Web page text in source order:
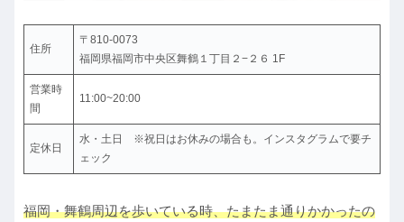
住所
〒810-0073
福岡県福岡市中央区舞鶴１丁目２−２６ 1F
営業時
間
11:00~20:00
定休日
水・土日 ※祝日はお休みの場合も。インスタグラムで要チ
ェック
福岡・舞鶴周辺を歩いている時、たまたま通りかかったの